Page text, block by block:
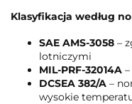
Klasyfikacja według
SAE AMS-3058 –
lotniczymi
MIL-PRF-32014A
DCSEA 382/A –
wysokie